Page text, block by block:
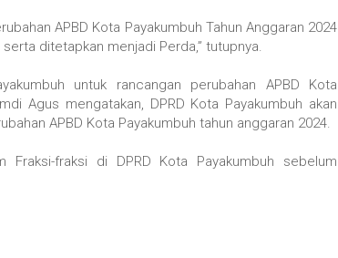
APBD Kota Payakumbuh Tahun Anggaran 2024
ditetapkan menjadi Perda,” tutupnya.
untuk rancangan perubahan APBD Kota
Agus mengatakan, DPRD Kota Payakumbuh akan
APBD Kota Payakumbuh tahun anggaran 2024.
Fraksi-fraksi di DPRD Kota Payakumbuh sebelum